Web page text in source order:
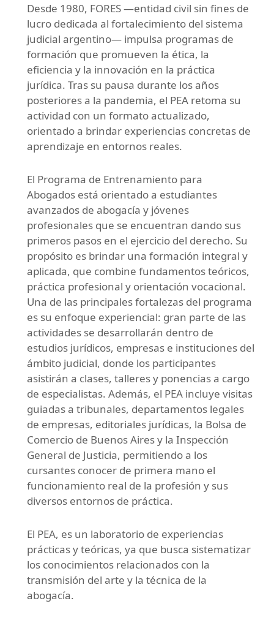
Desde 1980, FORES —entidad civil sin fines de
lucro dedicada al fortalecimiento del sistema
judicial argentino— impulsa programas de
formación que promueven la ética, la
eficiencia y la innovación en la práctica
jurídica. Tras su pausa durante los años
posteriores a la pandemia, el PEA retoma su
actividad con un formato actualizado,
orientado a brindar experiencias concretas de
aprendizaje en entornos reales.
El Programa de Entrenamiento para
Abogados está orientado a estudiantes
avanzados de abogacía y jóvenes
profesionales que se encuentran dando sus
primeros pasos en el ejercicio del derecho. Su
propósito es brindar una formación integral y
aplicada, que combine fundamentos teóricos,
práctica profesional y orientación vocacional.
Una de las principales fortalezas del programa
es su enfoque experiencial: gran parte de las
actividades se desarrollarán dentro de
estudios jurídicos, empresas e instituciones del
ámbito judicial, donde los participantes
asistirán a clases, talleres y ponencias a cargo
de especialistas. Además, el PEA incluye visitas
guiadas a tribunales, departamentos legales
de empresas, editoriales jurídicas, la Bolsa de
Comercio de Buenos Aires y la Inspección
General de Justicia, permitiendo a los
cursantes conocer de primera mano el
funcionamiento real de la profesión y sus
diversos entornos de práctica.
El PEA, es un laboratorio de experiencias
prácticas y teóricas, ya que busca sistematizar
los conocimientos relacionados con la
transmisión del arte y la técnica de la
abogacía.